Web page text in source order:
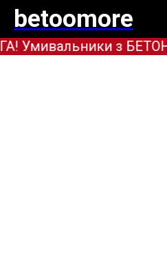
betoomore
Умивальники з